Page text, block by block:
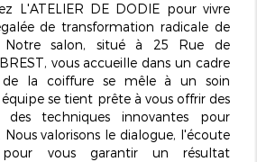
L'ATELIER DE DODIE pour vivre
detransformation radicale de
. Notre salon, situé à 25 Rue de
vous accueille dans un cadre
la coiffure se mêle à un soin
se tient prête à vous offrir des
des techniques innovantes pour
valorisons le dialogue, l'écoute
vous garantir un résultat